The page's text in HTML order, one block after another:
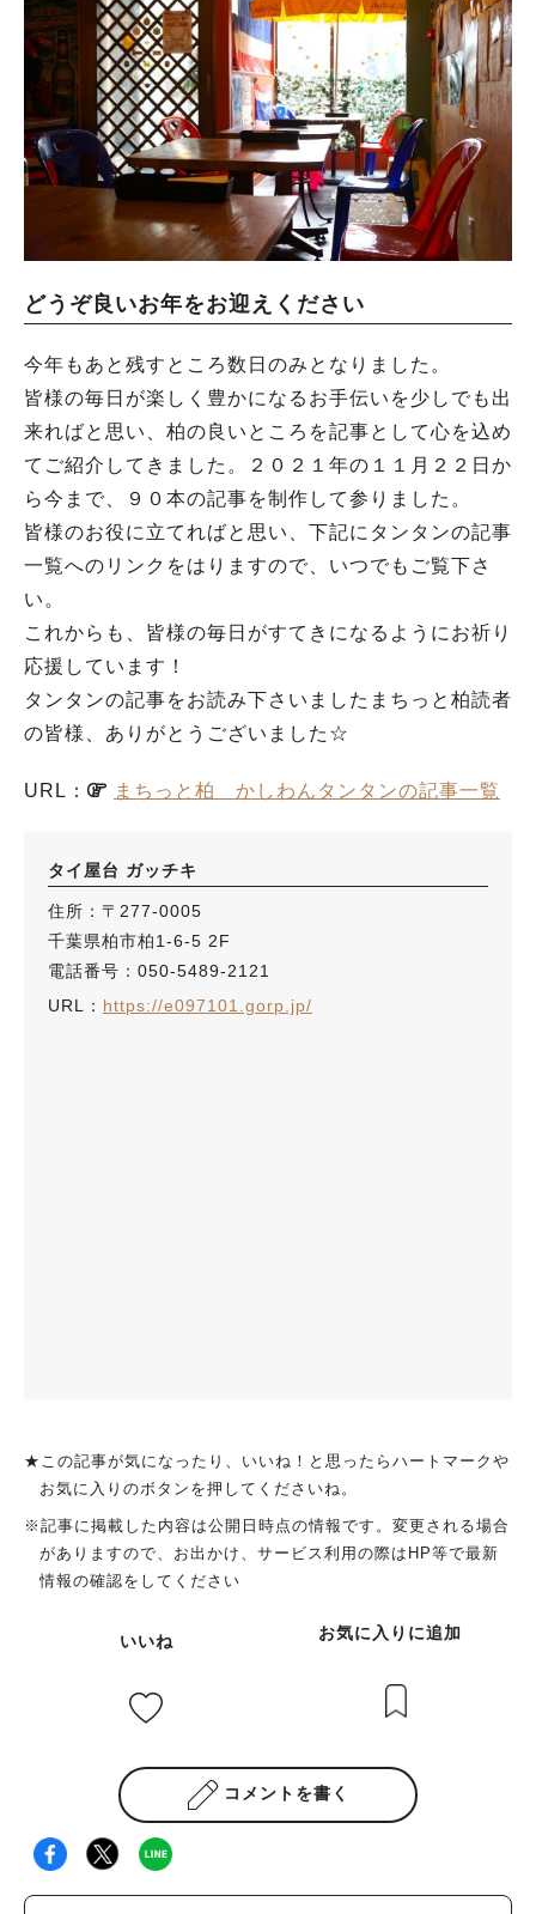
どうぞ良いお年をお迎えください
今年もあと残すところ数日のみとなりました。
皆様の毎日が楽しく豊かになるお手伝いを少しでも出
来ればと思い、柏の良いところを記事として心を込め
てご紹介してきました。２０２１年の１１月２２日か
ら今まで、９０本の記事を制作して参りました。
皆様のお役に立てればと思い、下記にタンタンの記事
一覧へのリンクをはりますので、いつでもご覧下さ
い。
これからも、皆様の毎日がすてきになるようにお祈り
応援しています！
タンタンの記事をお読み下さいましたまちっと柏読者
の皆様、ありがとうございました☆
URL： まちっと柏 かしわんタンタンの記事一覧
タイ屋台 ガッチキ
住所：〒277-0005
千葉県柏市柏1-6-5 2F
電話番号：050-5489-2121
URL： https://e097101.gorp.jp/
★この記事が気になったり、いいね！と思ったらハートマークや
お気に入りのボタンを押してくださいね。
※記事に掲載した内容は公開日時点の情報です。変更される場合
がありますので、お出かけ、サービス利用の際はHP等で最新
情報の確認をしてください
いいね お気に入りに追加
コメントを書く